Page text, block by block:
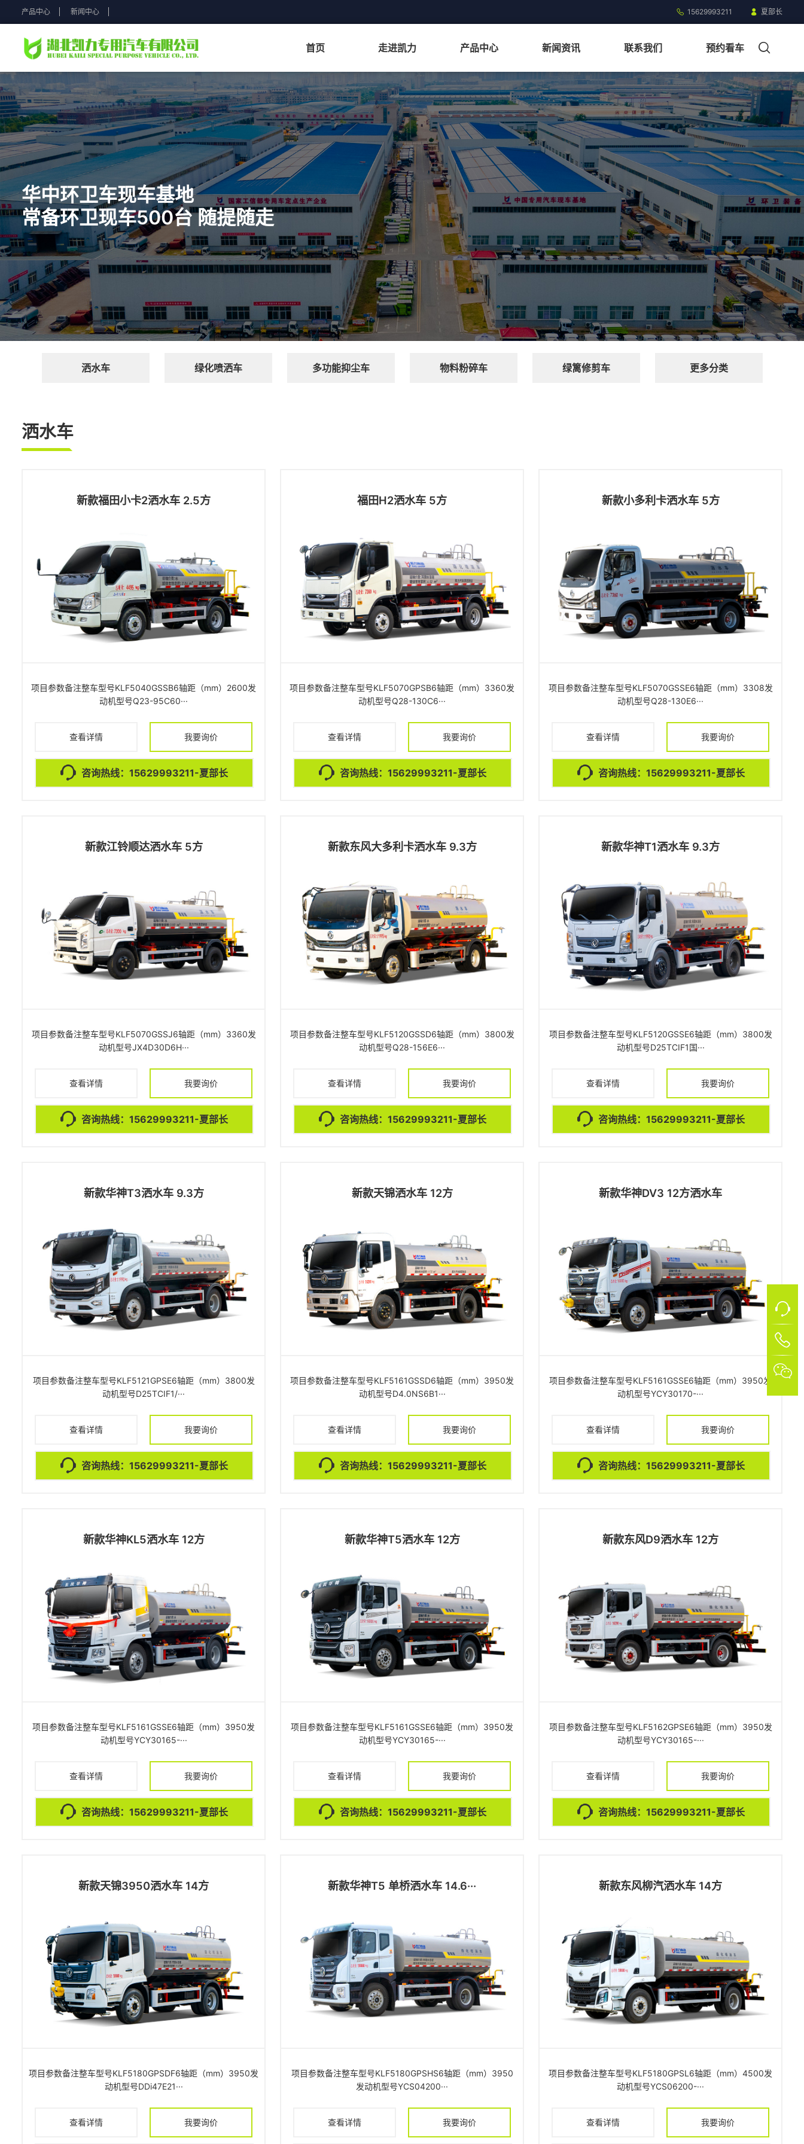
产品中心 新闻中心 15629993211 夏部长
首页 走进凯力
关于凯力
湖北凯力专用汽车有限公司是一家具有高度社会责任感的
产、销、研一体化专用车制造厂家
公司简介
快捷链接
预约参观
定制方案
购买配件
服务热线
15629993211
夏部长
产品中心
产品中心
园林绿化系列
市政环境系列
消防应急系列
垃圾转运系列
通勤旅居系列
道路清扫系列
公路养护系列
新能源系列
园林绿化系列
洒水车
绿化喷洒车
多功能抑尘车
物料粉碎车
绿篱修剪车
定制方案 索取产品手册 销售顾问：夏部长 15629993211
新闻资讯
新闻中心
聚焦凯力动态，分享专汽行业热点——做有责任心的公司
凯力动态 行业资讯
维修与保养
快捷链接
预约参观
定制方案
购买配件
服务热线
15629993211
夏部长
联系我们 预约看车
站内搜索
热门搜索:园林绿化系列 市政环境系列 消防应急系列 垃圾转运系列 通勤旅居系列 道路清扫系列 公路养护系列 新能源系列 微型电动
环卫系列
快捷链接
预约看车
定制方案
购买配件
服务热线
15629993211
夏部长
产品中心
园林绿化系列
市政环境系列
消防应急系列
垃圾转运系列
通勤旅居系列
道路清扫系列
公路养护系列
新能源系列
微型电动环卫系列
新闻资讯
凯力动态
行业资讯
维修与保养
关于凯力
公司简介
联系我们
华中环卫车现车基地
常备环卫现车500台 随提随走
洒水车 绿化喷洒车 多功能抑尘车 物料粉碎车 绿篱修剪车 更多分类
洒水车
新款福田小卡2洒水车 2.5方
项目参数备注整车型号KLF5040GSSB6轴距（mm）2600发
动机型号Q23-95C60···
查看详情 我要询价
咨询热线：15629993211-夏部长
福田H2洒水车 5方
项目参数备注整车型号KLF5070GPSB6轴距（mm）3360发
动机型号Q28-130C6···
查看详情 我要询价
咨询热线：15629993211-夏部长
新款小多利卡洒水车 5方
项目参数备注整车型号KLF5070GSSE6轴距（mm）3308发
动机型号Q28-130E6···
查看详情 我要询价
咨询热线：15629993211-夏部长
新款江铃顺达洒水车 5方
项目参数备注整车型号KLF5070GSSJ6轴距（mm）3360发
动机型号JX4D30D6H···
查看详情 我要询价
咨询热线：15629993211-夏部长
新款东风大多利卡洒水车 9.3方
项目参数备注整车型号KLF5120GSSD6轴距（mm）3800发
动机型号Q28-156E6···
查看详情 我要询价
咨询热线：15629993211-夏部长
新款华神T1洒水车 9.3方
项目参数备注整车型号KLF5120GSSE6轴距（mm）3800发
动机型号D25TCIF1国···
查看详情 我要询价
咨询热线：15629993211-夏部长
新款华神T3洒水车 9.3方
项目参数备注整车型号KLF5121GPSE6轴距（mm）3800发
动机型号D25TCIF1/···
查看详情 我要询价
咨询热线：15629993211-夏部长
新款天锦洒水车 12方
项目参数备注整车型号KLF5161GSSD6轴距（mm）3950发
动机型号D4.0NS6B1···
查看详情 我要询价
咨询热线：15629993211-夏部长
新款华神DV3 12方洒水车
项目参数备注整车型号KLF5161GSSE6轴距（mm）3950发
动机型号YCY30170-···
查看详情 我要询价
咨询热线：15629993211-夏部长
新款华神KL5洒水车 12方
项目参数备注整车型号KLF5161GSSE6轴距（mm）3950发
动机型号YCY30165-···
查看详情 我要询价
咨询热线：15629993211-夏部长
新款华神T5洒水车 12方
项目参数备注整车型号KLF5161GSSE6轴距（mm）3950发
动机型号YCY30165-···
查看详情 我要询价
咨询热线：15629993211-夏部长
新款东风D9洒水车 12方
项目参数备注整车型号KLF5162GPSE6轴距（mm）3950发
动机型号YCY30165-···
查看详情 我要询价
咨询热线：15629993211-夏部长
新款天锦3950洒水车 14方
项目参数备注整车型号KLF5180GPSDF6轴距（mm）3950发
动机型号DDi47E21···
查看详情 我要询价
新款华神T5 单桥洒水车 14.6···
项目参数备注整车型号KLF5180GPSHS6轴距（mm）3950
发动机型号YCS04200···
查看详情 我要询价
新款东风柳汽洒水车 14方
项目参数备注整车型号KLF5180GPSL6轴距（mm）4500发
动机型号YCS06200-···
查看详情 我要询价
